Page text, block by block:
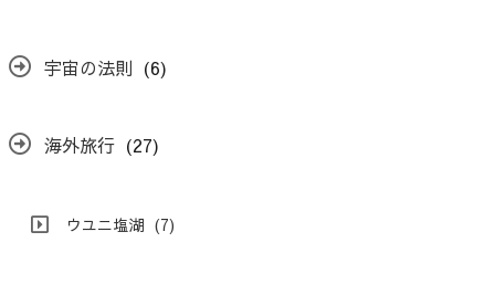
宇宙の法則 (6)
海外旅行 (27)
ウユニ塩湖 (7)